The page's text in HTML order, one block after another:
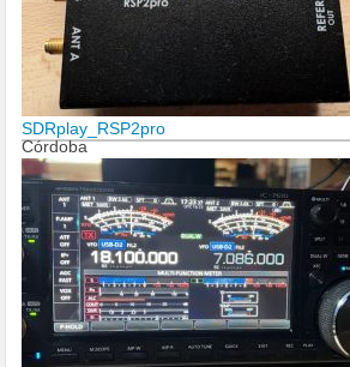
SDRplay_RSP2pro
Córdoba